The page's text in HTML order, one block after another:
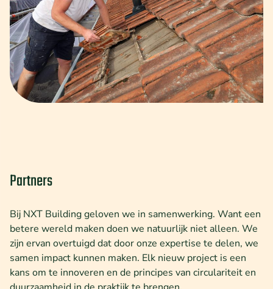
Partners
Bij NXT Building geloven we in samenwerking. Want een
betere wereld maken doen we natuurlijk niet alleen. We
zijn ervan overtuigd dat door onze expertise te delen, we
samen impact kunnen maken. Elk nieuw project is een
kans om te innoveren en de principes van circulariteit en